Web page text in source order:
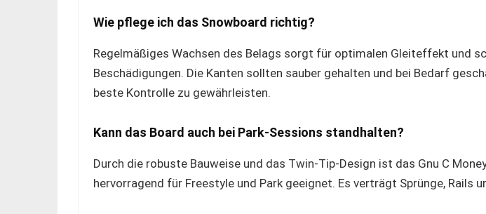
Wie pflege ich das Snowboard richtig?
Regelmäßiges Wachsen des Belags sorgt für optimalen Gleiteffekt und
Beschädigungen. Die Kanten sollten sauber gehalten und bei Bedarf
beste Kontrolle zu gewährleisten.
Kann das Board auch bei Park-Sessions standhalten?
Durch die robuste Bauweise und das Twin-Tip-Design ist das Gnu C
hervorragend für Freestyle und Park geeignet. Es verträgt Sprünge, Rails